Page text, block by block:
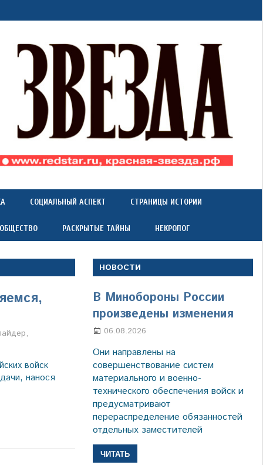
СОЦИАЛЬНЫЙ АСПЕКТ СТРАНИЦЫ ИСТОРИИ
РАСКРЫТЫЕ ТАЙНЫ НЕКРОЛОГ
,
войск
нанося
НОВОСТИ
В Минобороны России
произведены изменения
06.08.2026
Они направлены на
совершенствование систем
материального и военно-
технического обеспечения войск и
предусматривают
перераспределение обязанностей
отдельных заместителей
ЧИТАТЬ